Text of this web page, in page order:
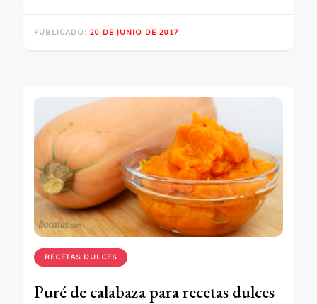
PUBLICADO: 20 DE JUNIO DE 2017
RECETAS DULCES
Puré de calabaza para recetas dulces